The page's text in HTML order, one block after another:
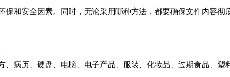
和安全因素。同时，无论采用哪种方法，都要确保文件内容彻
病历、硬盘、电脑、电子产品、服装、化妆品、过期食品、塑